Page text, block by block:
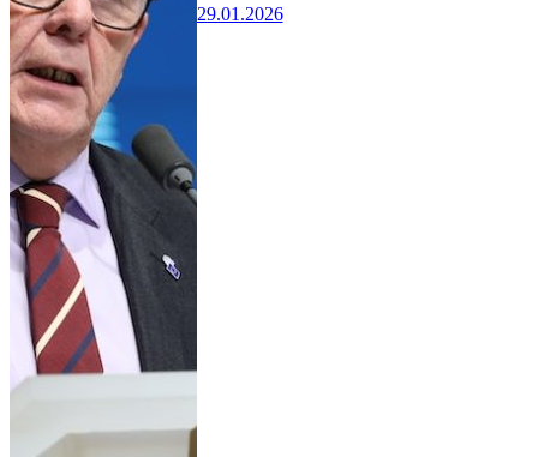
29.01.2026